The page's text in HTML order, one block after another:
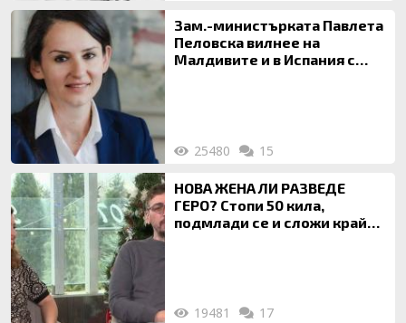
Зам.-министърката Павлета
Пеловска вилнее на
Малдивите и в Испания с
25480 15
НОВА ЖЕНА ЛИ РАЗВЕДЕ
ГЕРО? Стопи 50 кила,
подмлади се и сложи край
19481 17